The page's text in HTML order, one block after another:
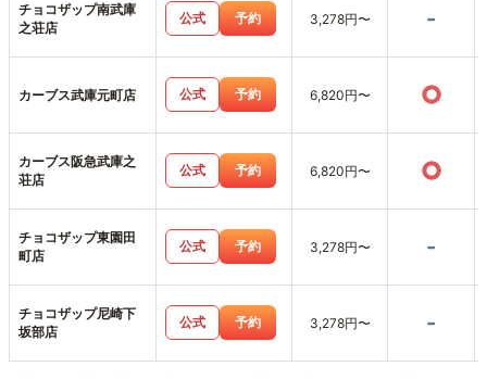
チョコザップ南武庫
之荘店
公式 予約 3,278円〜 -
カーブス武庫元町店 公式 予約 6,820円〜 ○
カーブス阪急武庫之
荘店
公式 予約 6,820円〜 ○
チョコザップ東園田
町店
公式 予約 3,278円〜 -
チョコザップ尼崎下
坂部店
公式 予約 3,278円〜 -